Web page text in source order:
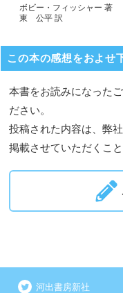
ボビー・フィッシャー 著
東 公平 訳
この本の感想をおよせ
本書をお読みになった
ださい。
投稿された内容は、弊
掲載させていただくこ
河出書房新社